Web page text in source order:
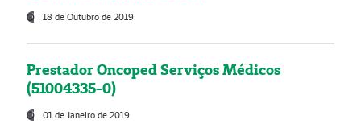
18 de Outubro de 2019
Prestador Oncoped Serviços Médicos
(51004335-0)
01 de Janeiro de 2019